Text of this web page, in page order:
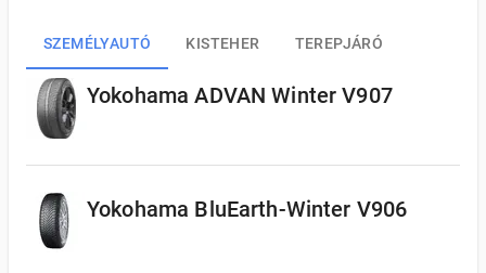
SZEMÉLYAUTÓ KISTEHER TEREPJÁRÓ
Yokohama ADVAN Winter V907
Yokohama BluEarth-Winter V906